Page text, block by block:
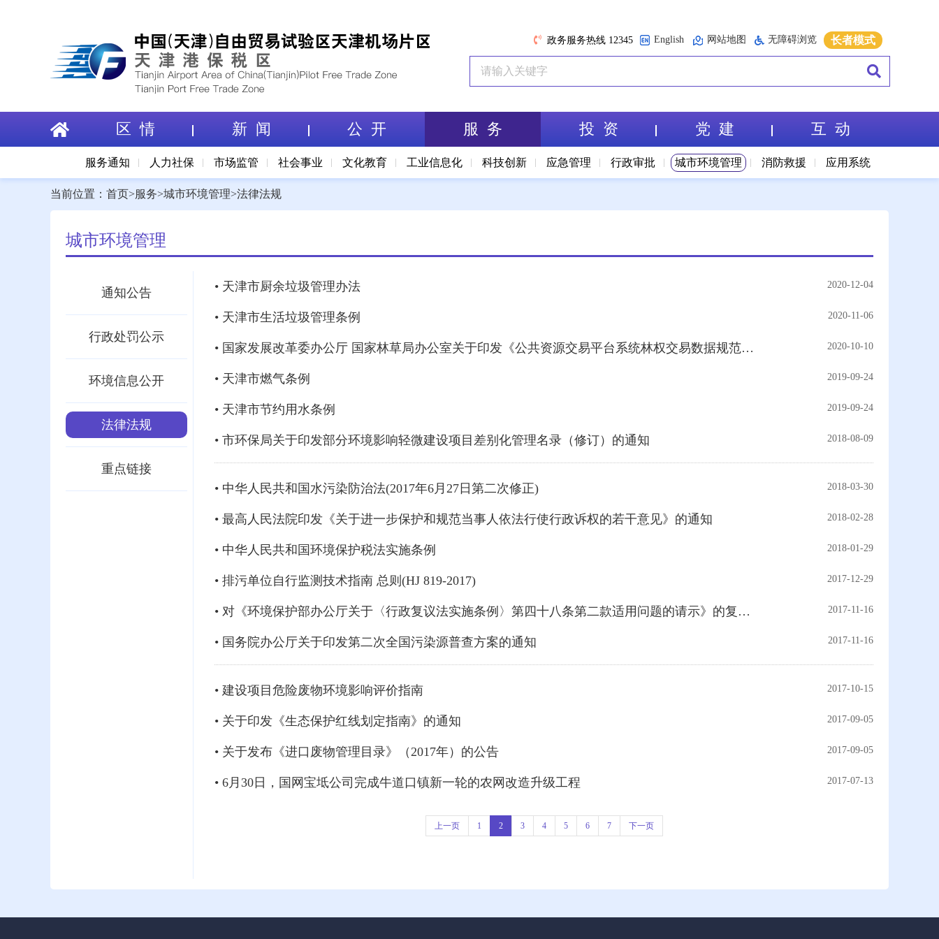
政务服务热线 12345 English 网站地图 无障碍浏览 长者模式
区 情 新 闻 公 开 服 务
服务通知 人力社保 市场监管 社会事业 文化教育 工业信息化 科技创新 应急管理 行政审批 城市环境管理 消防救援 应用系统
投 资 党 建 互 动
当前位置： 首页>服务>城市环境管理>法律法规
城市环境管理
通知公告
行政处罚公示
环境信息公开
法律法规
重点链接
• 天津市厨余垃圾管理办法 2020-12-04
• 天津市生活垃圾管理条例 2020-11-06
• 国家发展改革委办公厅 国家林草局办公室关于印发《公共资源交易平台系统林权交易数据规范》的通知 2020-10-10
• 天津市燃气条例 2019-09-24
• 天津市节约用水条例 2019-09-24
• 市环保局关于印发部分环境影响轻微建设项目差别化管理名录（修订）的通知 2018-08-09
• 中华人民共和国水污染防治法(2017年6月27日第二次修正) 2018-03-30
• 最高人民法院印发《关于进一步保护和规范当事人依法行使行政诉权的若干意见》的通知 2018-02-28
• 中华人民共和国环境保护税法实施条例 2018-01-29
• 排污单位自行监测技术指南 总则(HJ 819-2017) 2017-12-29
• 对《环境保护部办公厅关于〈行政复议法实施条例〉第四十八条第二款适用问题的请示》的复函（国法秘复函〔2017〕366号） 2017-11-16
• 国务院办公厅关于印发第二次全国污染源普查方案的通知 2017-11-16
• 建设项目危险废物环境影响评价指南 2017-10-15
• 关于印发《生态保护红线划定指南》的通知 2017-09-05
• 关于发布《进口废物管理目录》（2017年）的公告 2017-09-05
• 6月30日，国网宝坻公司完成牛道口镇新一轮的农网改造升级工程 2017-07-13
上一页 1 2 3 4 5 6 7 下一页